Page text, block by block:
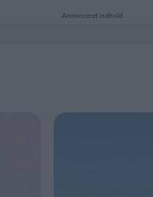
Annonceret indhold